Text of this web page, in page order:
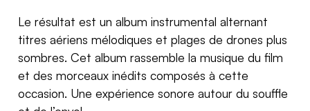
Le résultat est un album instrumental alternant
titres aériens mélodiques et plages de drones plus
sombres. Cet album rassemble la musique du film
et des morceaux inédits composés à cette
occasion. Une expérience sonore autour du souffle